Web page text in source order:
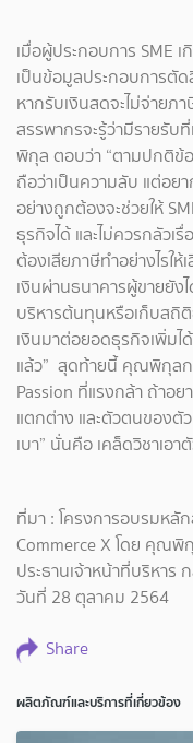
เมื่อผู้ประกอบการ SME
เป็นข้อมูลประกอบการตั
หากรับเงินสดจะไม่จ่ายภา
สรรพากรจะรู้ว่ามีรายรับ
พิกุล ตอบว่า “ตามปกติข้อ
ถือว่าเป็นความลับ แต่อย
อย่างถูกต้องจะช่วยให้
ธุรกิจได้ และไม่ควรกลัวเ
ต้องเสียภาษีทำอย่างไรใ
เงินผ่านธนาคารผู้ขายยัง
บริหารต้นทุนหรือเก็บสถิ
เงินมาต่อยอดธุรกิจเพิ่มไ
แล้ว” สุดท้ายนี้ คุณพิกุลก
Passion ที่แรงกล้า ถ้าอ
แตกต่าง และตัวตนของตัว
เบา” นั่นคือ เคล็ดวิชาเ
ที่มา : โครงการอบรมหลั
Commerce X โดย คุณพิ
ประธานเจ้าหน้าที่บริหาร
วันที่ 28 ตุลาคม 2564
Share
ผลิตภัณฑ์และบริการที่เกี่ยวข้อง